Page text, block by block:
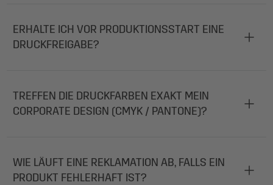
ERHALTE ICH VOR PRODUKTIONSSTART EINE
DRUCKFREIGABE?
TREFFEN DIE DRUCKFARBEN EXAKT MEIN
CORPORATE DESIGN (CMYK / PANTONE)?
WIE LÄUFT EINE REKLAMATION AB, FALLS EIN
PRODUKT FEHLERHAFT IST?